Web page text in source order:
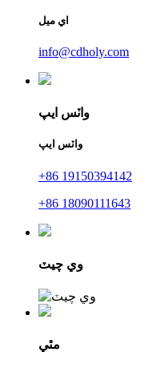
اي ميل
info@cdholy.com
واٽس ايپ
واٽس ايپ
+86 19150394142
+86 18090111643
وي چيٽ
مٿي